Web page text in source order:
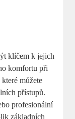
klíčem k jejich
komfortu při
můžete
přístupů.
profesionální
základních